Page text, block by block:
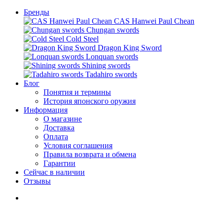
Бренды
CAS Hanwei Paul Chean
Chungan swords
Cold Steel
Dragon King Sword
Lonquan swords
Shining swords
Tadahiro swords
Блог
Понятия и термины
История японского оружия
Информация
О магазине
Доставка
Оплата
Условия соглашения
Правила возврата и обмена
Гарантии
Сейчас в наличии
Отзывы